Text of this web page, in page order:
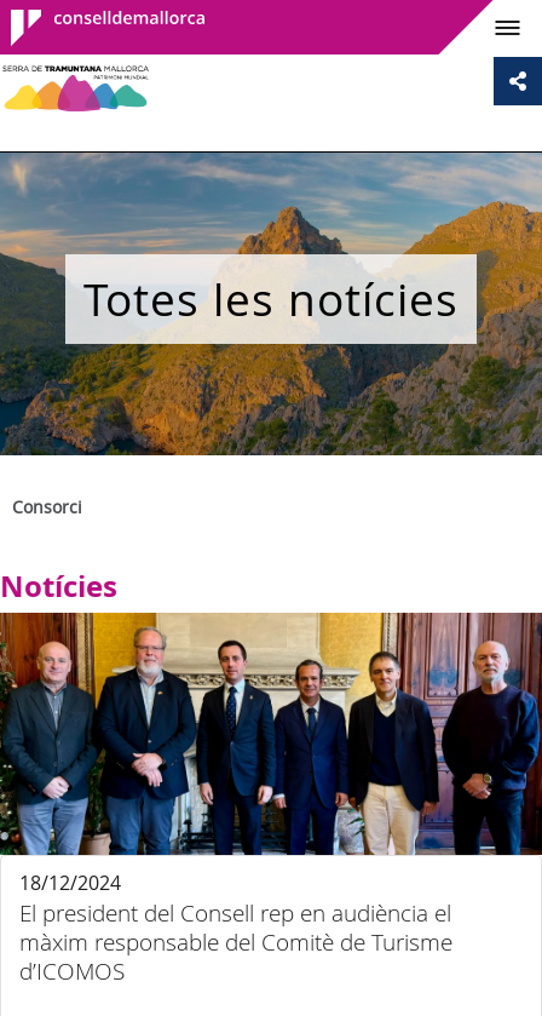
Consell de
Mallorca
Totes les notícies
Consorci
Notícies
El president del Consell rep en audiència el
màxim responsable del Comitè de Turisme
d’ICOMOS
18/12/2024